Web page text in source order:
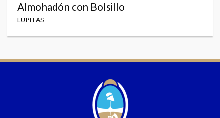
Almohadón con Bolsillo
LUPITAS